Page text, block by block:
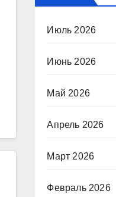
Июль 2026
Июнь 2026
Май 2026
Апрель 2026
Март 2026
Февраль 2026